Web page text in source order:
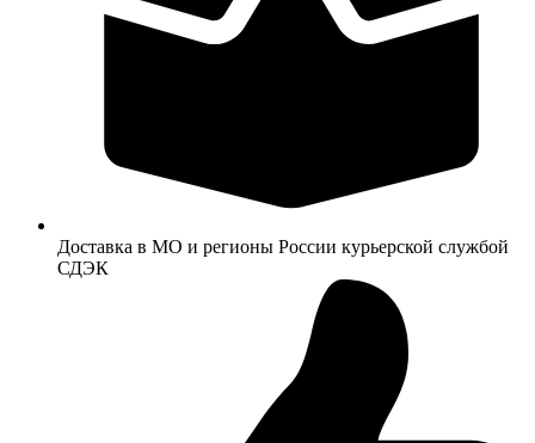
Доставка в МО и регионы России курьерской службой
СДЭК